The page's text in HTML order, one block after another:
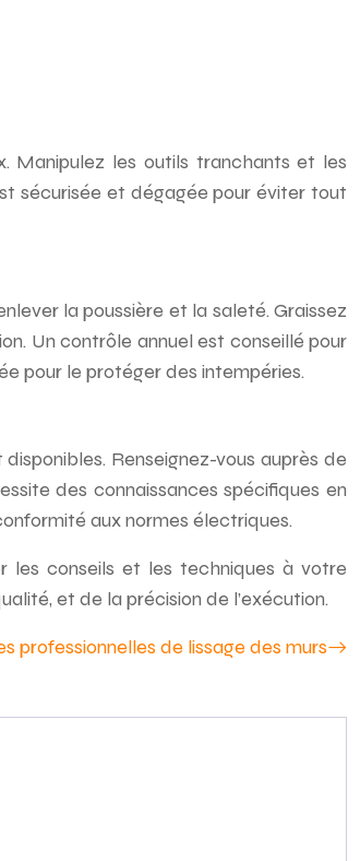
Manipulez les outils tranchants et les
sécurisée et dégagée pour éviter tout
la poussière et la saleté. Graissez
Un contrôle annuel est conseillé pour
pour le protéger des intempéries.
Renseignez-vous auprès de
des connaissances spécifiques en
aux normes électriques.
les conseils et les techniques à votre
et de la précision de l’exécution.
professionnelles de lissage des murs